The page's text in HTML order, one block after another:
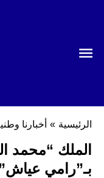
الرئيسية » أخبارنا
الملك “محمد
بـ”رامي عياش”